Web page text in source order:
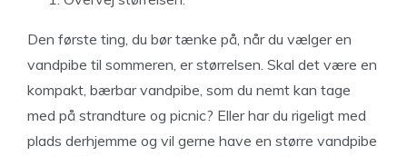
Den første ting, du bør tænke på, når du vælger en
vandpibe til sommeren, er størrelsen. Skal det være en
kompakt, bærbar vandpibe, som du nemt kan tage
med på strandture og picnic? Eller har du rigeligt med
plads derhjemme og vil gerne have en større vandpibe